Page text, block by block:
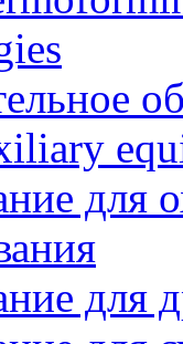
для
для